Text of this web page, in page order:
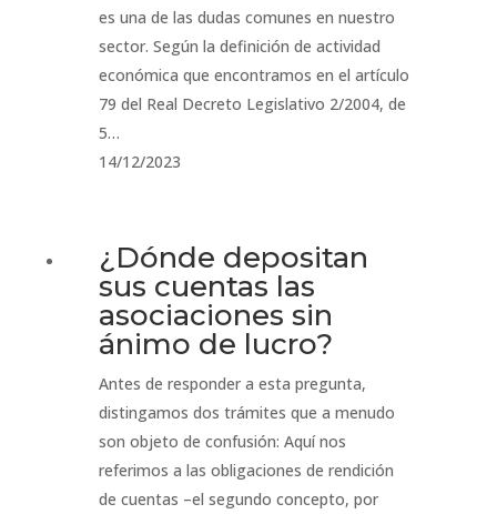
es una de las dudas comunes en nuestro
sector. Según la definición de actividad
económica que encontramos en el artículo
79 del Real Decreto Legislativo 2/2004, de
5…
14/12/2023
¿Dónde depositan
sus cuentas las
asociaciones sin
ánimo de lucro?
Antes de responder a esta pregunta,
distingamos dos trámites que a menudo
son objeto de confusión: Aquí nos
referimos a las obligaciones de rendición
de cuentas –el segundo concepto, por